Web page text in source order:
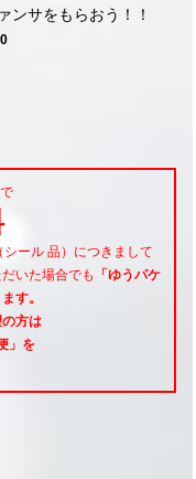
ンサをもらおう！！
で
ール 品）につきまして
いた場合でも
「ゆうパケ
す。
の方は
」 を